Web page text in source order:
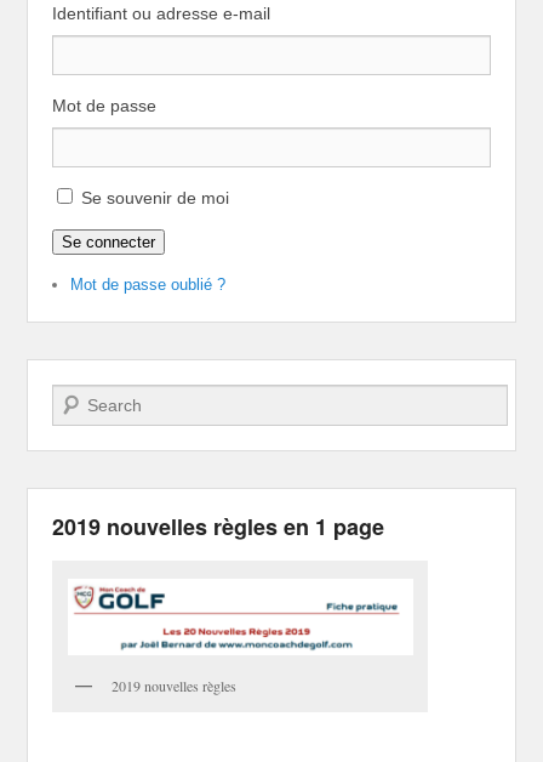
Identifiant ou adresse e-mail
Mot de passe
Se souvenir de moi
Se connecter
Mot de passe oublié ?
Recherche
2019 nouvelles règles en 1 page
2019 nouvelles règles